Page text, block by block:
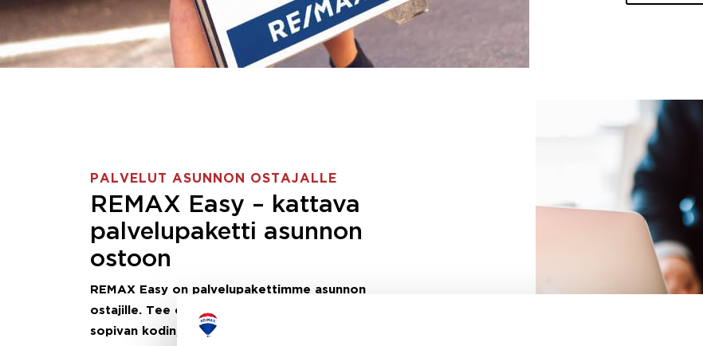
PALVELUT ASUNNON OSTAJALLE
REMAX Easy – kattava
palvelupaketti asunnon
ostoon
REMAX Easy on palvelupakettimme asunnon
ostajille. Tee ostotoimeksianto ja etsimme juuri sinulle
sopivan kodin, eikä sinun tarvitse nähdä vaivaa sen